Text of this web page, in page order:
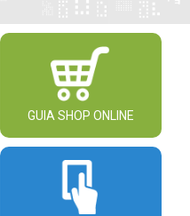
GUIA SHOP ONLINE